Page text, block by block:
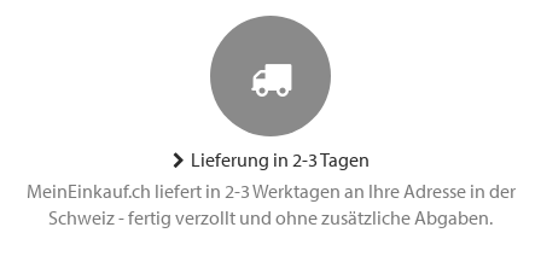
Lieferung in 2-3 Tagen
MeinEinkauf.ch liefert in 2-3 Werktagen an Ihre Adresse in der
Schweiz - fertig verzollt und ohne zusätzliche Abgaben.